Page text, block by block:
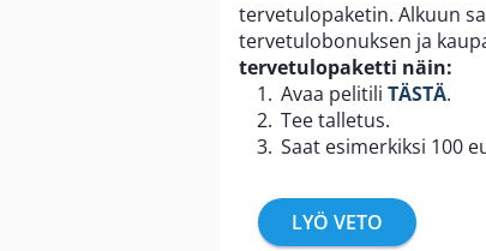
tervetulopaketin. Alkuun
tervetulobonuksen ja
tervetulopaketti näin:
Avaa pelitili TÄSTÄ.
Tee talletus.
Saat esimerkiksi 100
LYÖ VETO